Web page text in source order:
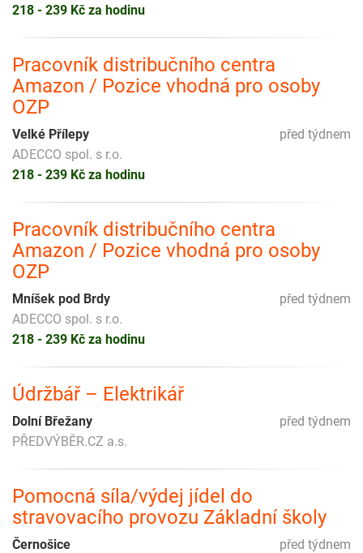
218 - 239 Kč za hodinu
Pracovník distribučního centra
Amazon / Pozice vhodná pro osoby
OZP
před týdnem
Velké Přílepy
ADECCO spol. s r.o.
218 - 239 Kč za hodinu
Pracovník distribučního centra
Amazon / Pozice vhodná pro osoby
OZP
před týdnem
Mníšek pod Brdy
ADECCO spol. s r.o.
218 - 239 Kč za hodinu
Údržbář – Elektrikář
před týdnem
Dolní Břežany
PŘEDVÝBĚR.CZ a.s.
Pomocná síla/výdej jídel do
stravovacího provozu Základní školy
před týdnem
Černošice